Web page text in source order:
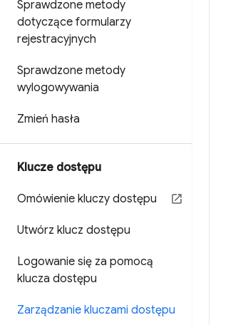
Sprawdzone metody
dotyczące formularzy
rejestracyjnych
Sprawdzone metody
wylogowywania
Zmień hasła
Klucze dostępu
Omówienie kluczy dostępu
Utwórz klucz dostępu
Logowanie się za pomocą
klucza dostępu
Zarządzanie kluczami dostępu